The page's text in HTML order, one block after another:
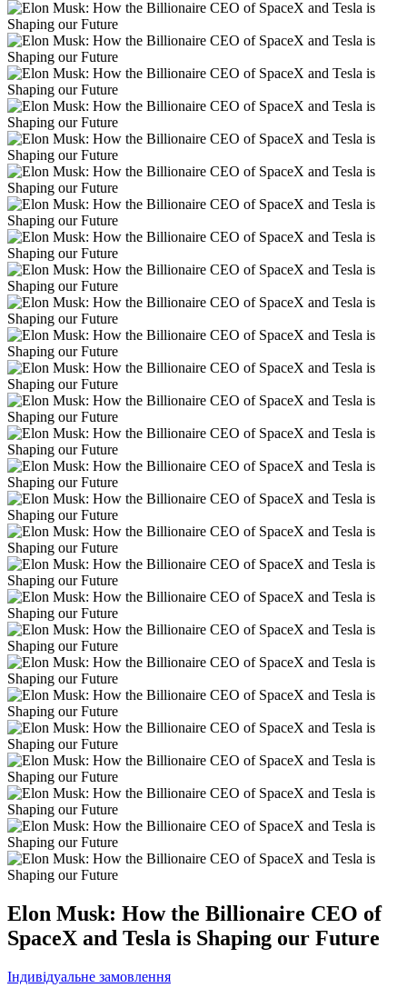
Elon Musk: How the Billionaire CEO of
SpaceX and Tesla is Shaping our Future
Індивідуальне замовлення